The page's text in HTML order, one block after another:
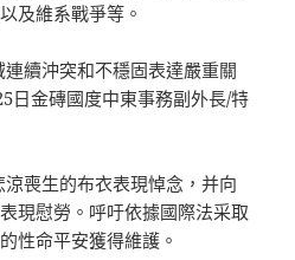
及維系戰爭等。
續沖突和不穩固表達嚴重關
日金磚國度中東事務副外長/特
喪生的布衣表現悼念，并向
現慰勞。呼吁依據國際法采取
性命平安獲得維護。